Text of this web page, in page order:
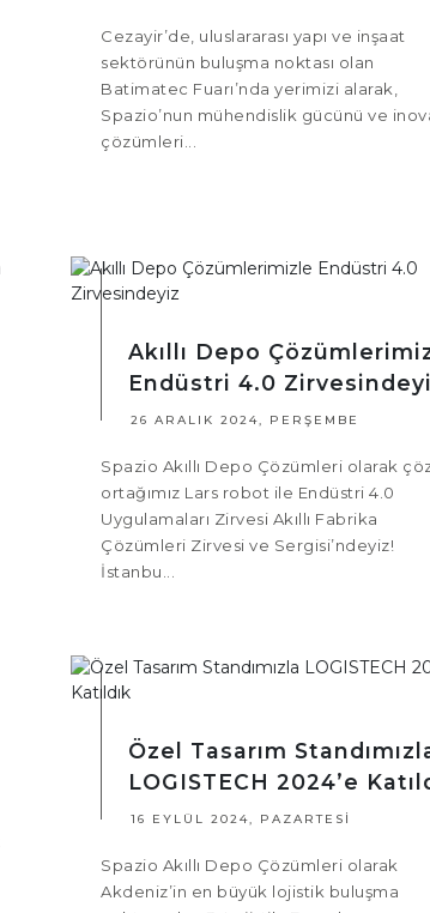
Cezayir’de, uluslararası yapı ve inşaat
sektörünün buluşma noktası olan
Batimatec Fuarı’nda yerimizi alarak,
Spazio’nun mühendislik gücünü ve
çözümleri...
Akıllı Depo
Endüstri 4.0
26 ARALIK 2024, PERŞEMBE
Spazio Akıllı Depo Çözümleri olarak
ortağımız Lars robot ile Endüstri 4.0
Uygulamaları Zirvesi Akıllı Fabrika
Çözümleri Zirvesi ve Sergisi’ndeyiz!
İstanbu...
Özel Tasarım
LOGISTECH 2024’e
16 EYLÜL 2024, PAZARTESI
Spazio Akıllı Depo Çözümleri olarak
Akdeniz’in en büyük lojistik buluşma